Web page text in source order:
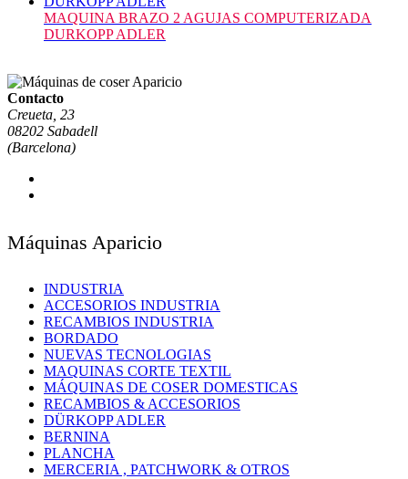
MAQUINA BRAZO 2 AGUJAS COMPUTERIZADA
DURKOPP ADLER
Contacto
Creueta, 23
08202 Sabadell
(Barcelona)
Máquinas Aparicio
INDUSTRIA
ACCESORIOS INDUSTRIA
RECAMBIOS INDUSTRIA
BORDADO
NUEVAS TECNOLOGIAS
MAQUINAS CORTE TEXTIL
MÁQUINAS DE COSER DOMESTICAS
RECAMBIOS & ACCESORIOS
DÜRKOPP ADLER
BERNINA
PLANCHA
MERCERIA , PATCHWORK & OTROS